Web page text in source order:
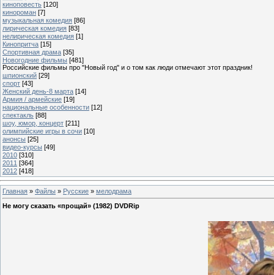
киноповесть [120]
кинороман [7]
музыкальная комедия [86]
лирическая комедия [83]
нелирическая комедия [1]
Кинопритча [15]
Спортивная драма [35]
Новогодние фильмы [481]
Российские фильмы про "Новый год" и о том как люди отмечают этот праздник!
шпионский [29]
спорт [43]
Женский день-8 марта [14]
Армия / армейские [19]
национальные особенности [12]
спектакль [88]
шоу, юмор, концерт [211]
олимпийские игры в сочи [10]
анонсы [25]
видео-курсы [49]
2010 [310]
2011 [364]
2012 [418]
Главная » Файлы » Русские » мелодрама
Не могу сказать «прощай» (1982) DVDRip